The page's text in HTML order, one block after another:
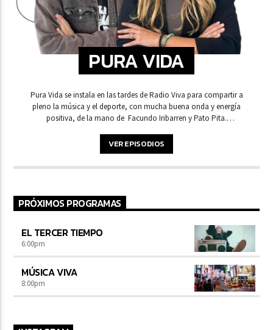
PURA VIDA
Pura Vida se instala en las tardes de Radio Viva para compartir a
pleno la música y el deporte, con mucha buena onda y energía
positiva, de la mano de Facundo Iribarren y Pato Pita.
distintos invitados sobre lo que vive el mundo deportivo entre el
viento, la tierra y el mar. Escuchá de lunes a viernes de 16 a 18 Hs.
"Pura Vida", donde todos los deportes se hacen grandes.
VER EPISODIOS
PRÓXIMOS PROGRAMAS
EL TERCER TIEMPO
6:00pm
MÚSICA VIVA
8:00pm